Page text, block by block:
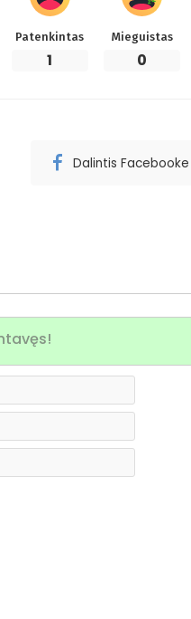
Patenkintas
1
Mieguistas
0
Dalintis Facebooke
paštas